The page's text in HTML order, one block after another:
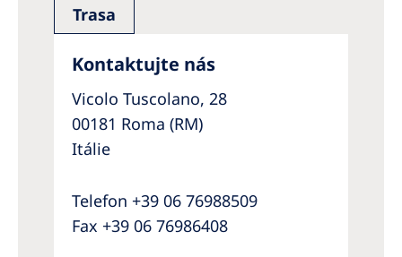
Trasa
Kontaktujte nás
Vicolo Tuscolano, 28
00181 Roma (RM)
Itálie
Telefon +39 06 76988509
Fax +39 06 76986408